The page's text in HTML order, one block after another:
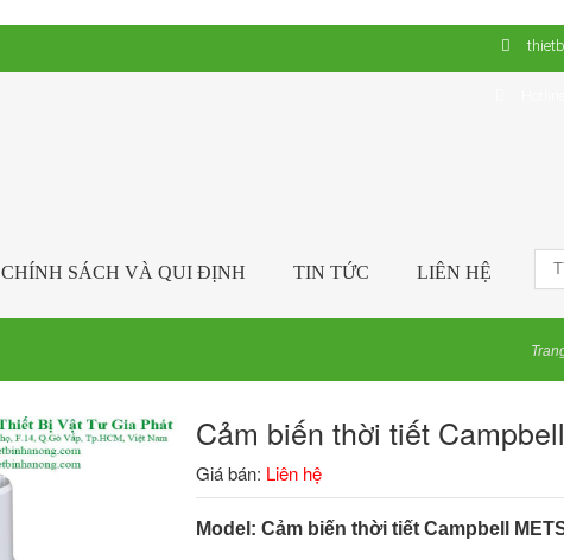
CHÍNH SÁCH VÀ QUI ĐỊNH TIN TỨC LIÊN HỆ
Cảm biến thời tiết
Giá bán: Liên hệ
Model: Cảm biến thời tiết Campbell